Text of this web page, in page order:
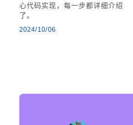
心代码实现，每一步都详细介绍
了。
2024/10/06